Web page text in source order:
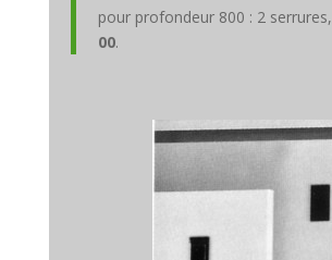
pour profondeur 800 : 2 serrures,
00.